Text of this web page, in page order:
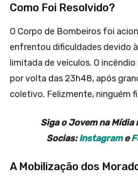
Como Foi Resolvido?
O Corpo de Bombeiros foi
enfrentou dificuldades devido
limitada de veículos. O
por volta das 23h48, após
coletivo. Felizmente, ninguém
Siga o Jovem na Mídia
Socias:Instagrame
A Mobilização dos